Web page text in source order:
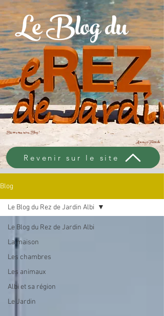
Le Blog du
Bienvenue sur ce Blog !
Anne & Franck
Revenir sur le site
Blog
Le Blog du Rez de Jardin Albi
La maison
Les chambres
Les animaux
Albi et sa région
Le Jardin
Le Blog du Rez de Jardin Albi